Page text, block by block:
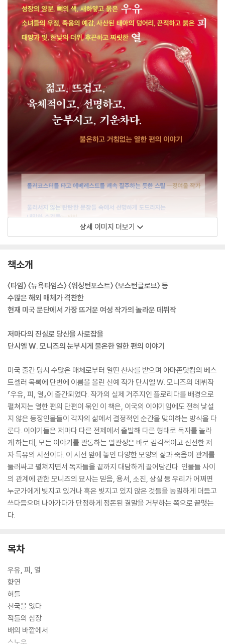
상세 이미지 더보기
책소개
〈타임〉 〈뉴욕타임스〉 〈워싱턴포스트〉 〈보스턴글로브〉 등
수많은 해외 매체가 격찬한
현재 미국 문단에서 가장 뜨거운 여성 작가의 놀라운 데뷔작
저마다의 진실로 당신을 사로잡을
단시엘 W. 모니즈의 눈부시게 불온한 열한 편의 이야기
미국 출간 당시 수많은 매체로부터 열띤 찬사를 받으며 아마존닷컴의 베스
트셀러 목록에 단번에 이름을 올린 신예 작가 단시엘 W. 모니즈의 데뷔작
『우유, 피, 열』이 출간되었다. 작가의 실제 거주지인 플로리다를 배경으로
펼쳐지는 열한 편의 단편이 묶인 이 책은, 이국의 이야기임에도 전혀 낯설
지 않은 등장인물들이 각자의 삶에서 결정적인 순간을 맞이하는 방식을 다
룬다. 이야기들은 저마다 다른 전제에서 출발해 다른 형태로 독자를 놀라
게 하는데, 모든 이야기를 관통하는 일관성은 바로 감각적이고 신선한 저
자 특유의 시선이다. 이 시선 앞에 놓인 다양한 모양의 삶과 죽음이 관계를
둘러싸고 펼쳐지면서 독자들을 끝까지 대담하게 끌어당긴다. 인물들 사이
의 관계에 관한 모니즈의 묘사는 믿음, 용서, 소진, 상실 등 우리가 어쩌면
누군가에게 빚지고 있거나 혹은 빚지고 있지 않은 것들을 농밀하게 더듬고
쓰다듬으며 나아가다가 단정하게 정돈된 결말을 거부하는 쪽으로 끝맺는
다.
목차
우유, 피, 열
향연
혀들
천국을 잃다
적들의 심장
배의 바깥에서